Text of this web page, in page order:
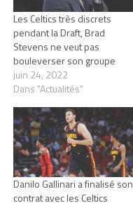
Les Celtics très discrets
pendant la Draft, Brad
Stevens ne veut pas
bouleverser son groupe
juin 24, 2022
Dans "Actualités"
Danilo Gallinari a finalisé son
contrat avec les Celtics